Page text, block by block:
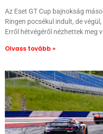
Az Eset GT Cup bajnokság
Ringen pocsékul indult, de
Erről hétvégéről nézhettek meg
Olvass tovább »